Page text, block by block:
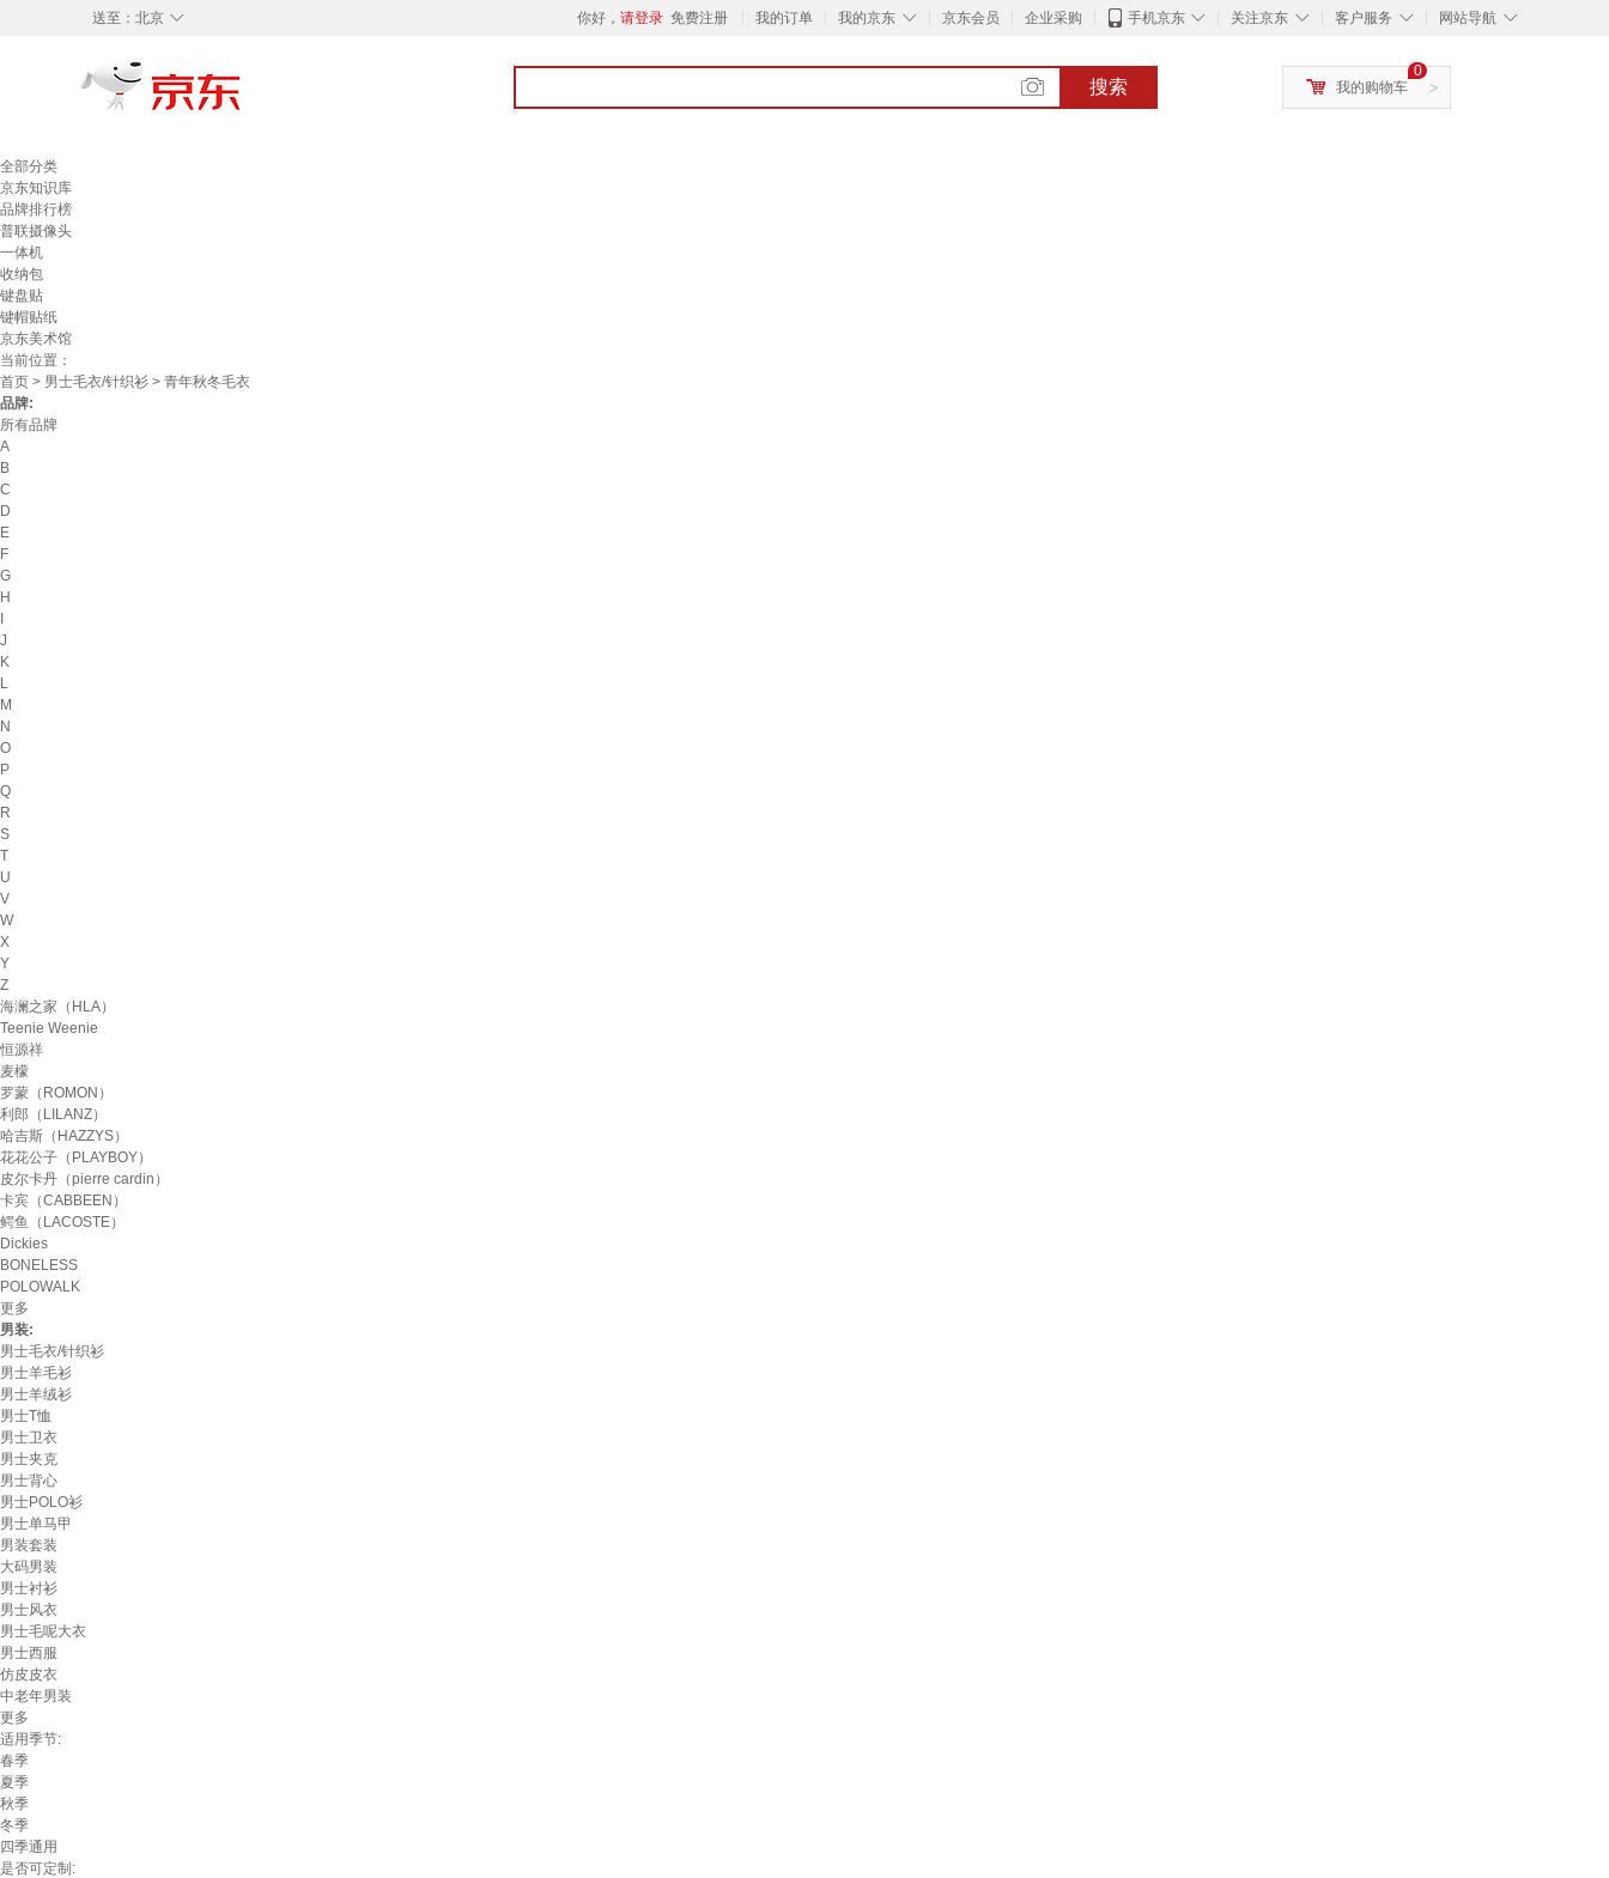
◇
送至： 北京 你好， 请登录 免费注册 我的订单 ◇
我的京东 京东会员 企业采购 ◇
手机京东 ◇
关注京东 ◇
客户服务 ◇
网站导航
搜索 >
0
我的购物车
全部分类
京东知识库
品牌排行榜
普联摄像头
一体机
收纳包
键盘贴
键帽贴纸
京东美术馆
当前位置：
首页 > 男士毛衣/针织衫 > 青年秋冬毛衣
品牌:
所有品牌
A
B
C
D
E
F
G
H
J
K
L
M
N
O
P
Q
R
S
T
U
V
W
X
Y
Z
海澜之家（HLA）
Teenie Weenie
恒源祥
麦檬
罗蒙（ROMON）
利郎（LILANZ）
哈吉斯（HAZZYS）
花花公子（PLAYBOY）
皮尔卡丹（pierre cardin）
卡宾（CABBEEN）
鳄鱼（LACOSTE）
Dickies
BONELESS
POLOWALK
更多
男装:
男士毛衣/针织衫
男士羊毛衫
男士羊绒衫
男士T恤
男士卫衣
男士夹克
男士背心
男士POLO衫
男士单马甲
男装套装
大码男装
男士衬衫
男士风衣
男士毛呢大衣
男士西服
仿皮皮衣
中老年男装
更多
适用季节:
春季
夏季
秋季
冬季
四季通用
是否可定制: